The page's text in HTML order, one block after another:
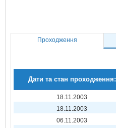
Проходження
Дати та стан проходження:
18.11.2003
18.11.2003
06.11.2003